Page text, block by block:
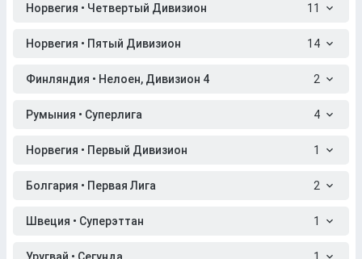
Норвегия • Четвертый Дивизион 11
Норвегия • Пятый Дивизион 14
Финляндия • Нелоен, Дивизион 4 2
Румыния • Суперлига 4
Норвегия • Первый Дивизион 1
Болгария • Первая Лига 2
Швеция • Суперэттан 1